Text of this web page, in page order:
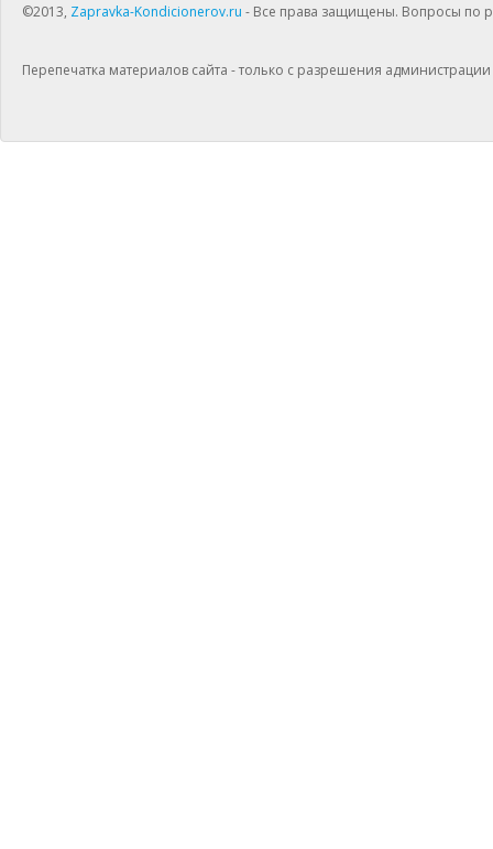
©2013, Zapravka-Kondicionerov.ru - Все права защищены. Вопросы по
Перепечатка материалов сайта - только с разрешения